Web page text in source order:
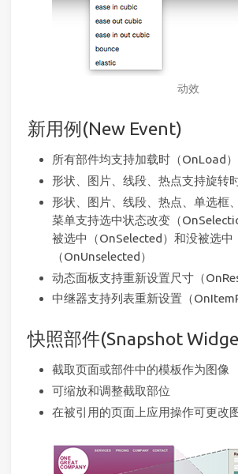
动效
新用例(New Event)
所有部件均支持加载时（OnLoad）
形状、图片、线段、热点支持旋转
形状、图片、线段、热点、单选框
菜单支持选中状态改变（
被选中（OnSelected）和没被选中
（OnUnselected）
动态面板支持重新设置尺寸（
中继器支持列表重新设置（
快照部件(Snapshot
截取页面或部件中的模板作为图像
可缩放和调整截取部位
在被引用的页面上应用操作可更改